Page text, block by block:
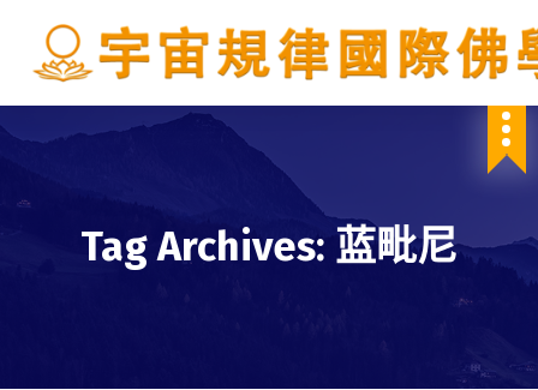
Tag Archives: 蓝毗尼